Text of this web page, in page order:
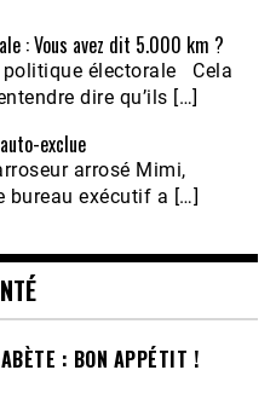
: Vous avez dit 5.000 km ?
politique électorale Cela
dire qu’ils […]
exclue
arrosé Mimi,
bureau exécutif a […]
: BON APPÉTIT !